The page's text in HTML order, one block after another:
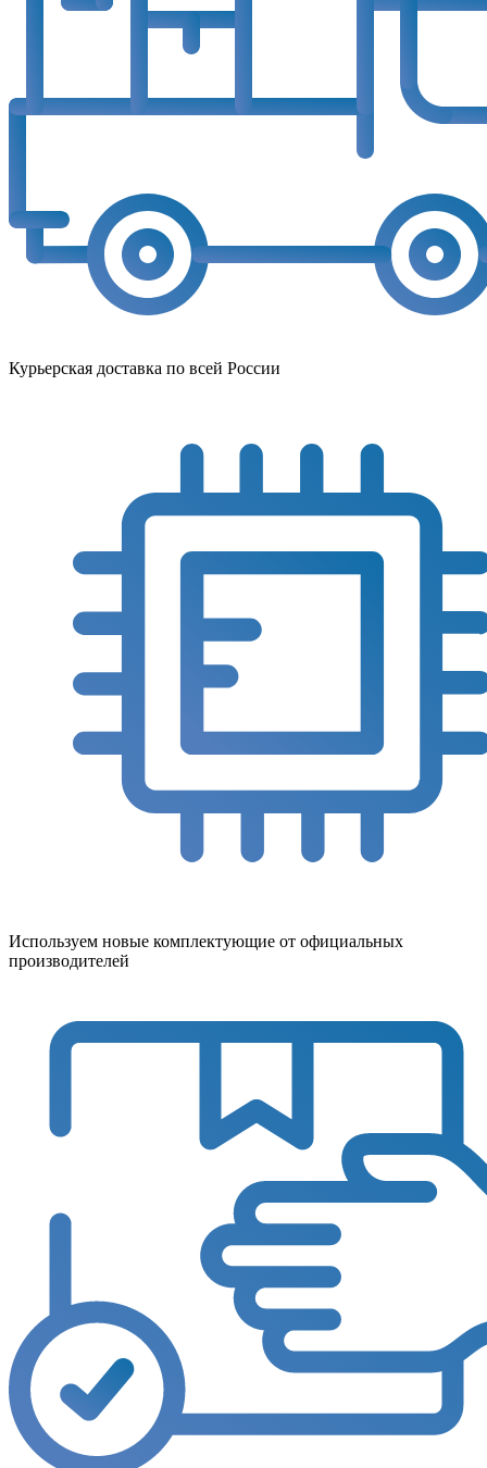
Курьерская доставка по всей России
Используем новые комплектующие от официальных
производителей